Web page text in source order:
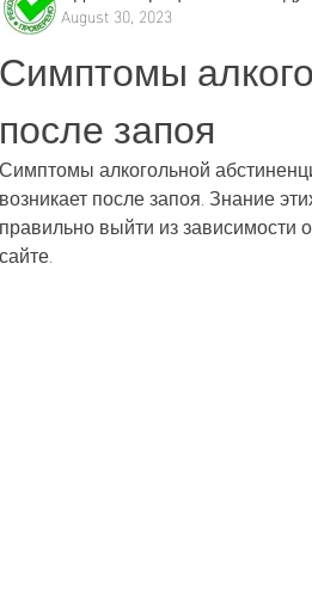
August 30, 2023
Симптомы
после запоя
Симптомы алкогольной
возникает после запоя. Знание
правильно выйти из зависимости
сайте.